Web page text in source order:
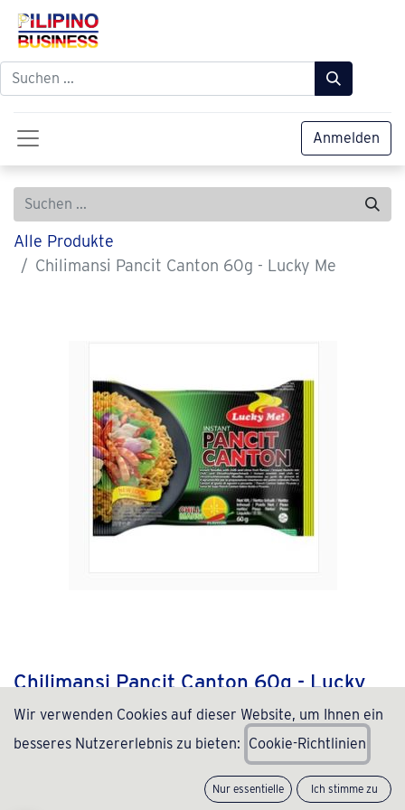
Anmelden
Alle Produkte
Chilimansi Pancit Canton 60g - Lucky Me
Chilimansi Pancit Canton 60g - Lucky
Me
(0 Rezension)
Zutaten: Weizenmehl, Pflanzenöl (Palmöl, Grüntee-
Wir verwenden Cookies auf dieser Website, um Ihnen ein
besseres Nutzererlebnis zu bieten: Cookie-Richtlinien
Nur essentielle Ich stimme zu